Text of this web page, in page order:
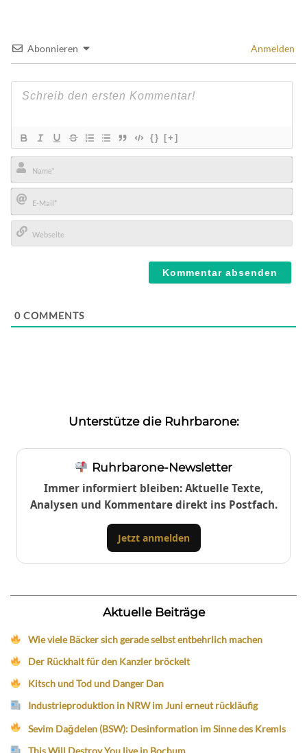
Abonnieren Anmelden
{} [+]
Name*
E-
Mail*
0 COMMENTS
Unterstütze die Ruhrbarone:
Ruhrbarone-Newsletter
Immer informiert bleiben: Aktuelle Texte,
Analysen und Kommentare direkt ins Postfach.
Jetzt anmelden
Aktuelle Beiträge
Wie viele Bäcker sich gerade selbst entbehrlich machen
Der Rückhalt für den Kanzler bröckelt
Kitsch und Tod und Danger Dan
Industrieproduktion in NRW im Juni erneut rückläufig
Sevim Dağdelen (BSW): Desinformation im Sinne des Kremls